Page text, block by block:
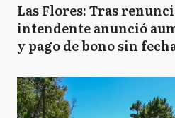
Las Flores: Tras
intendente anunció
y pago de bono sin